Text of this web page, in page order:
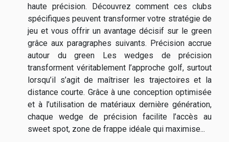
haute précision. Découvrez comment ces clubs
spécifiques peuvent transformer votre stratégie de
jeu et vous offrir un avantage décisif sur le green
grâce aux paragraphes suivants. Précision accrue
autour du green Les wedges de précision
transforment véritablement l’approche golf, surtout
lorsqu’il s’agit de maîtriser les trajectoires et la
distance courte. Grâce à une conception optimisée
et à l’utilisation de matériaux dernière génération,
chaque wedge de précision facilite l’accès au
sweet spot, zone de frappe idéale qui maximise...